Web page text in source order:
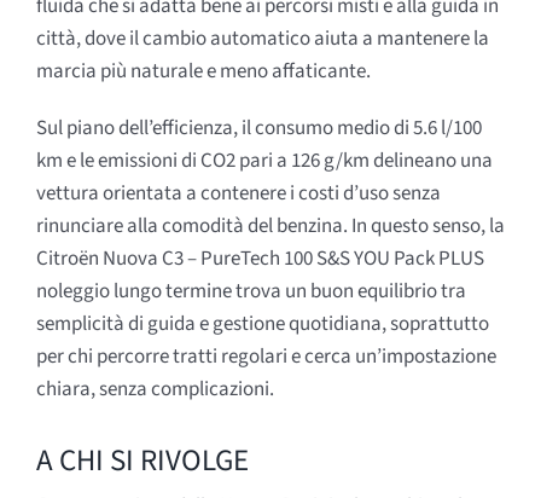
città, dove il cambio automatico aiuta a mantenere la
marcia più naturale e meno affaticante.
Sul piano dell’efficienza, il consumo medio di 5.6 l/100
km e le emissioni di CO2 pari a 126 g/km delineano una
vettura orientata a contenere i costi d’uso senza
rinunciare alla comodità del benzina. In questo senso, la
Citroën Nuova C3 – PureTech 100 S&S YOU Pack PLUS
noleggio lungo termine trova un buon equilibrio tra
semplicità di guida e gestione quotidiana, soprattutto
per chi percorre tratti regolari e cerca un’impostazione
chiara, senza complicazioni.
A CHI SI RIVOLGE